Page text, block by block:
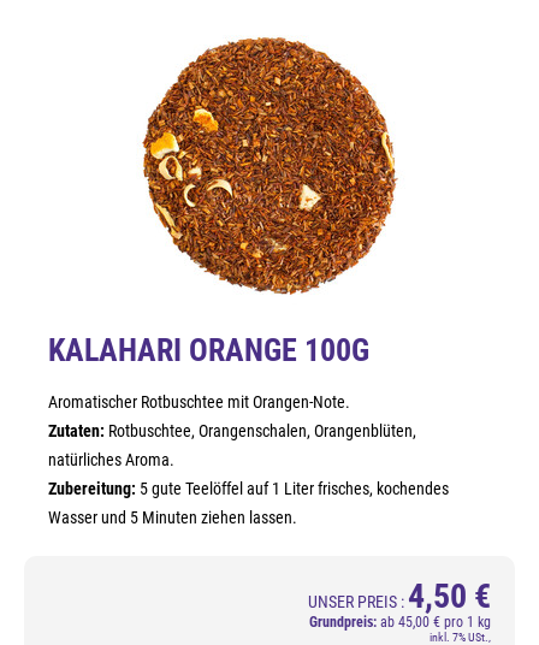
KALAHARI ORANGE 100G
Aromatischer Rotbuschtee mit Orangen-Note.
Zutaten: Rotbuschtee, Orangenschalen, Orangenblüten,
natürliches Aroma.
Zubereitung: 5 gute Teelöffel auf 1 Liter frisches, kochendes
Wasser und 5 Minuten ziehen lassen.
UNSER PREIS : 4,50 €
Grundpreis: ab 45,00 € pro 1 kg
inkl. 7% USt.,